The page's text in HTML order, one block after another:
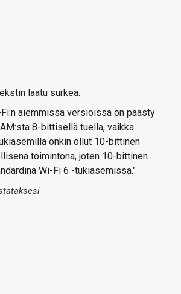
laatu surkea.
aiemmissa versioissa on päästy
8-bittisellä tuella, vaikka
onkin ollut 10-bittinen
toimintona, joten 10-bittinen
Wi-Fi 6 -tukiasemissa."